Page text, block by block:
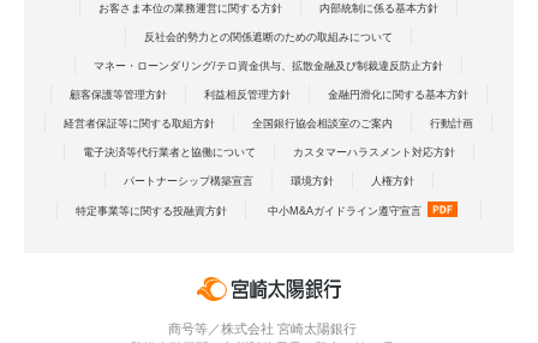
お客さま本位の業務運営に関する方針 内部統制に係る基本方針
反社会的勢力との関係遮断のための取組みについて
マネー・ローンダリング/テロ資金供与、拡散金融及び制裁違反防止方針
顧客保護等管理方針 利益相反管理方針 金融円滑化に関する基本方針
経営者保証等に関する取組方針 全国銀行協会相談室のご案内 行動計画
電子決済等代行業者と協働について カスタマーハラスメント対応方針
パートナーシップ構築宣言 環境方針 人権方針
特定事業等に関する投融資方針 中小M&Aガイドライン遵守宣言
商号等／株式会社 宮崎太陽銀行